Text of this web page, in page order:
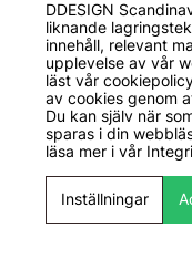
12 999 KR
ACT Advanced Clutch
Technology
VR2-HDR4 ACT HD/
DDESIGN
liknande
innehåll, relevant
upplevelse av vår
läst vår
av cookies genom
Du kan själv när
sparas i din
läsa mer i vår
Inställningar